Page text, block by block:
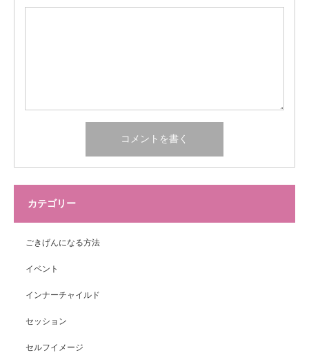
カテゴリー
ごきげんになる方法
イベント
インナーチャイルド
セッション
セルフイメージ